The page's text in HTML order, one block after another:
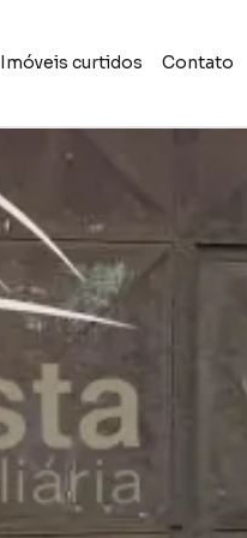
Imóveis curtidos Contato